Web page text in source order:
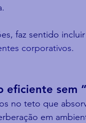
faz sentido
corporativos.
eficiente sem
no teto que
em